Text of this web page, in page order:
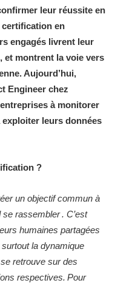
leur réussite en
certification en
engagés livrent leur
et montrent la voie vers
Aujourd’hui,
Engineer chez
à monitorer
exploiter leurs données
?
un objectif commun à
rassembler . C’est
humaines partagées
la dynamique
retrouve sur des
respectives. Pour